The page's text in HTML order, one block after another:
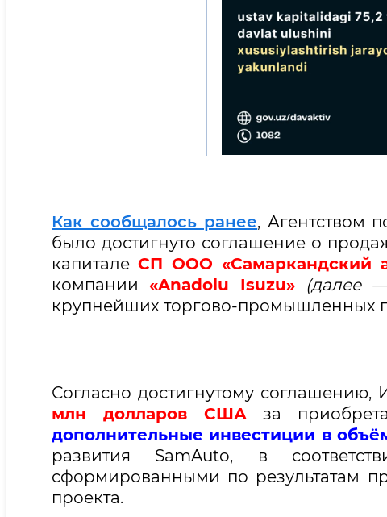
Как сообщалось ранее, Агентством
было достигнуто соглашение о
капитале СП ООО «Самаркандский
компании «Anadolu Isuzu» (далее
крупнейших торгово-промышленных
Согласно достигнутому соглашению,
млн долларов США за
дополнительные инвестиции в
развития SamAuto, в
сформированными по результатам
проекта.